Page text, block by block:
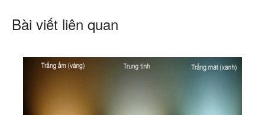
Bài viết liên quan